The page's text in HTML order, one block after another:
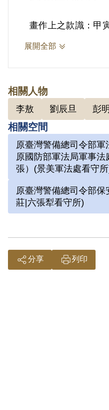
畫作上之款識：甲
十二壽辰時，一劍
手繪欽印：右上：
2.劉辰旦(1937-)
因涉「彭明敏案」
炸案」、「李敖案
屏東營業所管理員
司令部保安總處地
法處看守所，判
刑。服刑期間因美
自學繪畫及書法。
板為桌，開始獄中
六號牢房，在狹小
個面構築出一塊個
展開全部
相關人物
李敖 劉辰旦 彭
相關空間
原臺灣警備總司令部
原國防部軍法局軍事
張）(景美軍法處看守
原臺灣警備總司令部
莊|六張犁看守所)
分享 列印